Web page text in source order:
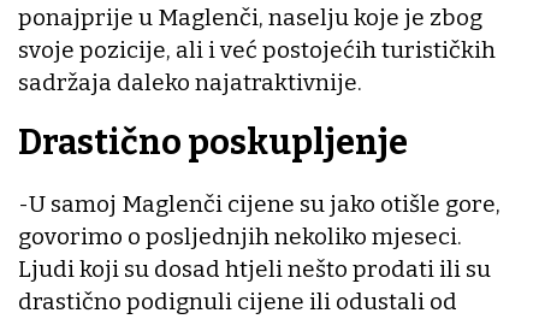
ponajprije u Maglenči, naselju koje je zbog
svoje pozicije, ali i već postojećih turističkih
sadržaja daleko najatraktivnije.
Drastično poskupljenje
-U samoj Maglenči cijene su jako otišle gore,
govorimo o posljednjih nekoliko mjeseci.
Ljudi koji su dosad htjeli nešto prodati ili su
drastično podignuli cijene ili odustali od